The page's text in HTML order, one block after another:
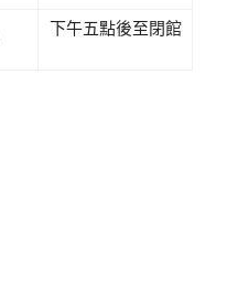
下午五點後至閉館